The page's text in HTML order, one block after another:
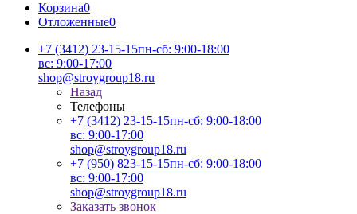
Корзина0
Отложенные0
+7 (3412) 23-15-15пн-сб: 9:00-18:00
вс: 9:00-17:00
shop@stroygroup18.ru
Назад
Телефоны
+7 (3412) 23-15-15пн-сб: 9:00-18:00
вс: 9:00-17:00
shop@stroygroup18.ru
+7 (950) 823-15-15пн-сб: 9:00-18:00
вс: 9:00-17:00
shop@stroygroup18.ru
Заказать звонок